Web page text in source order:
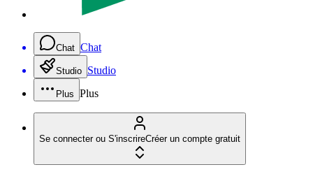
Chat Chat
Studio Studio
Plus Plus
Se connecter ou S'inscrireCréer un compte gratuit